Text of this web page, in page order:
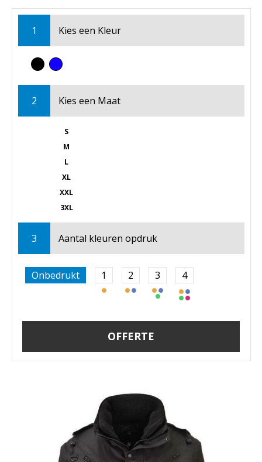
1 Kies een Kleur
2 Kies een Maat
S
M
L
XL
XXL
3XL
3 Aantal kleuren opdruk
Onbedrukt 1 2 3 4
OFFERTE